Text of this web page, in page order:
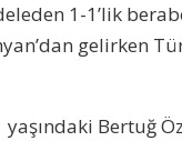
1-1’lik
gelirken
Bertuğ